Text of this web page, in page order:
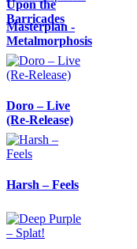
Upon the
Barricades
Masterplan -
Metalmorphosis
Doro – Live
(Re-Release)
Harsh – Feels